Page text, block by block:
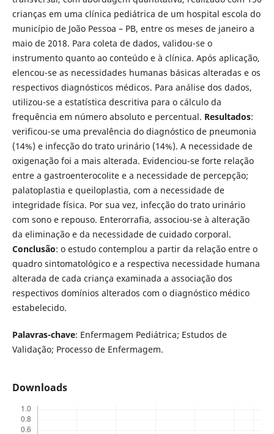
crianças em uma clínica pediátrica de um hospital escola do
município de João Pessoa – PB, entre os meses de janeiro a
maio de 2018. Para coleta de dados, validou-se o
instrumento quanto ao conteúdo e à clínica. Após aplicação,
elencou-se as necessidades humanas básicas alteradas e os
respectivos diagnósticos médicos. Para análise dos dados,
utilizou-se a estatística descritiva para o cálculo da
frequência em número absoluto e percentual. Resultados:
verificou-se uma prevalência do diagnóstico de pneumonia
(14%) e infecção do trato urinário (14%). A necessidade de
oxigenação foi a mais alterada. Evidenciou-se forte relação
entre a gastroenterocolite e a necessidade de percepção;
palatoplastia e queiloplastia, com a necessidade de
integridade física. Por sua vez, infecção do trato urinário
com sono e repouso. Enterorrafia, associou-se à alteração
da eliminação e da necessidade de cuidado corporal.
Conclusão: o estudo contemplou a partir da relação entre o
quadro sintomatológico e a respectiva necessidade humana
alterada de cada criança examinada a associação dos
respectivos domínios alterados com o diagnóstico médico
estabelecido.
Palavras-chave: Enfermagem Pediátrica; Estudos de
Validação; Processo de Enfermagem.
Downloads